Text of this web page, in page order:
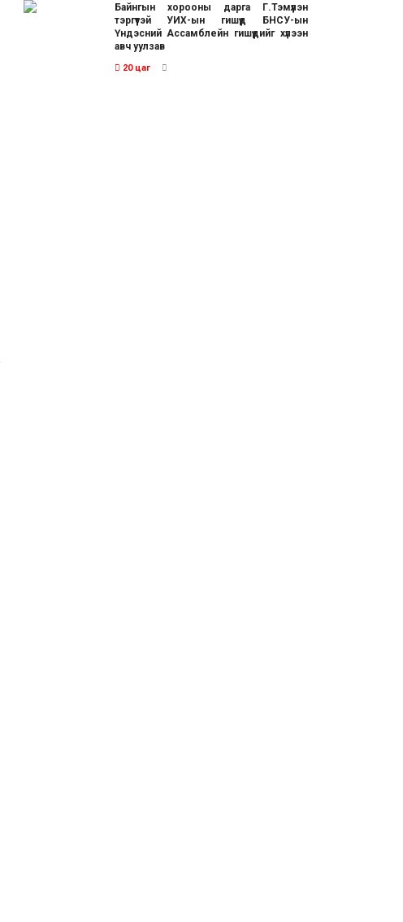
Байнгын хорооны дарга Г.Тэмүүлэн
тэргүүтэй УИХ-ын гишүүд БНСУ-ын
Үндэсний Ассамблейн гишүүдийг хүлээн
авч уулзав
20 цаг